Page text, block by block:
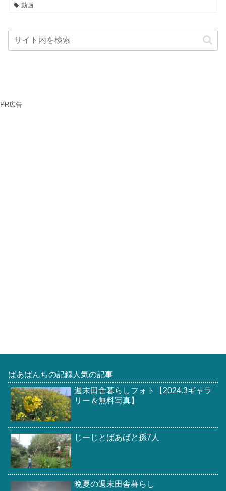
動画
PR広告
ばあばんちの記録人気の記事
週末田舎暮らしフォト【2024.3ギャラ
リー＆無料写真】
じーじとばあばと孫7人
晩夏の週末田舎暮らし